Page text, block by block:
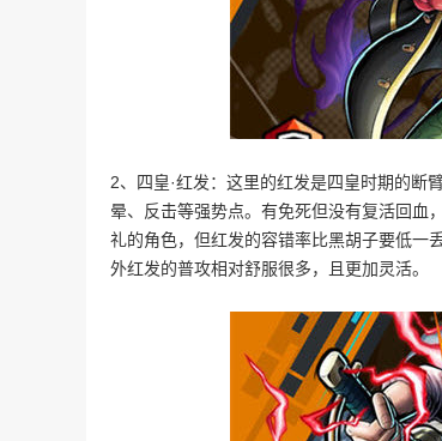
2、四皇·红发：这里的红发是四皇时期的断
晕、反击等强势点。有免死但没有复活回血
礼的角色，但红发的容错率比黑胡子要低一
外红发的普攻相对舒服很多，且更加灵活。